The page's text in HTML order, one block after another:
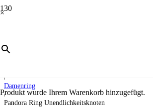
×
Produkt wurde Ihrem Warenkorb hinzugefügt.
/
Schmuck
/
Damenring
/
Pandora Ring Unendlichkeitsknoten